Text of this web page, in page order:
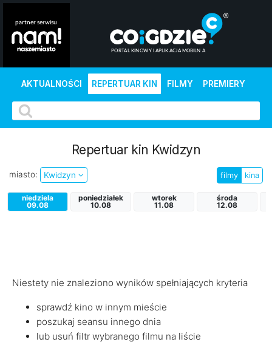
AKTUALNOŚCI REPERTUAR KIN FILMY PREMIERY
Repertuar kin Kwidzyn
miasto: Kwidzyn filmy kina
niedziela
09.08
poniedziałek
10.08
wtorek
11.08
środa
12.08
Niestety nie znaleziono wyników spełniających kryteria
sprawdź kino w innym mieście
poszukaj seansu innego dnia
lub usuń filtr wybranego filmu na liście